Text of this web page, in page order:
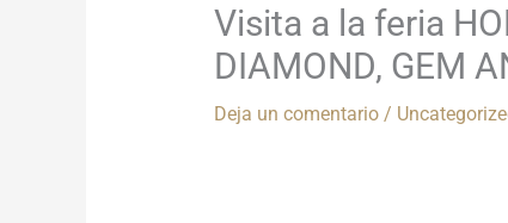
Visita a la feria
DIAMOND, GEM
Deja un comentario /